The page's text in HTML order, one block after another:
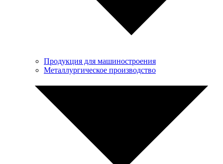
Продукция для машиностроения
Металлургическое производство